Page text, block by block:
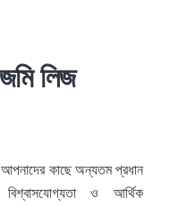
লিজ
কাছে অন্যতম প্রধান
ও আর্থিক